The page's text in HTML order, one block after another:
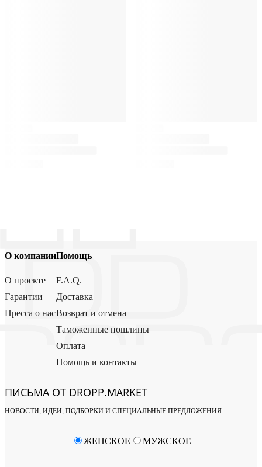
О компании
О проекте
Гарантии
Пресса о нас
Помощь
F.A.Q.
Доставка
Возврат и отмена
Таможенные пошлины
Оплата
Помощь и контакты
ПИСЬМА ОТ DROPP.MARKET
НОВОСТИ, ИДЕИ, ПОДБОРКИ И СПЕЦИАЛЬНЫЕ ПРЕДЛОЖЕНИЯ
ЖЕНСКОЕ МУЖСКОЕ